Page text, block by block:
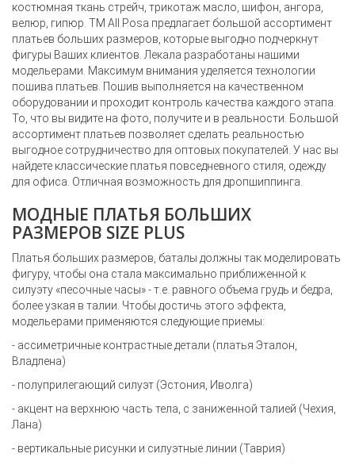
костюмная ткань стрейч, трикотаж масло, шифон, ангора,
велюр, гипюр. ТМ All Posa предлагает большой ассортимент
платьев больших размеров, которые выгодно подчеркнут
фигуры Ваших клиентов. Лекала разработаны нашими
модельерами. Максимум внимания уделяется технологии
пошива платьев. Пошив выполняется на качественном
оборудовании и проходит контроль качества каждого этапа.
То, что вы видите на фото, получите и в реальности. Большой
ассортимент платьев позволяет сделать реальностью
выгодное сотрудничество для оптовых покупателей. У нас вы
найдете классические платья повседневного стиля, одежду
для офиса. Отличная возможность для дропшиппинга.
МОДНЫЕ ПЛАТЬЯ БОЛЬШИХ
РАЗМЕРОВ SIZE PLUS
Платья больших размеров, баталы должны так моделировать
фигуру, чтобы она стала максимально приближенной к
силуэту «песочные часы» - т.е. равного объема грудь и бедра,
более узкая в талии. Чтобы достичь этого эффекта,
модельерами применяются следующие приемы:
- ассиметричные контрастные детали (платья Эталон,
Владлена)
- полуприлегающий силуэт (Эстония, Иволга)
- акцент на верхнюю часть тела, с заниженной талией (Чехия,
Лана)
- вертикальные рисунки и силуэтные линии (Таврия)